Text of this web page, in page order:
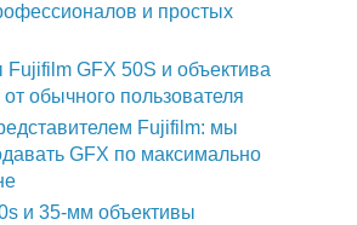
и простых
GFX 50S и объектива
обычного пользователя
Fujifilm: мы
GFX по максимально
и 35-мм объективы